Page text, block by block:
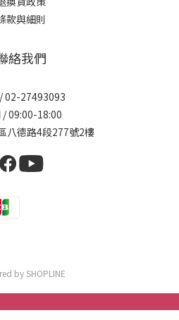
款與細則
絡我們
02-27493093
/ 09:00-18:00
八德路4段277號2樓
by SHOPLINE